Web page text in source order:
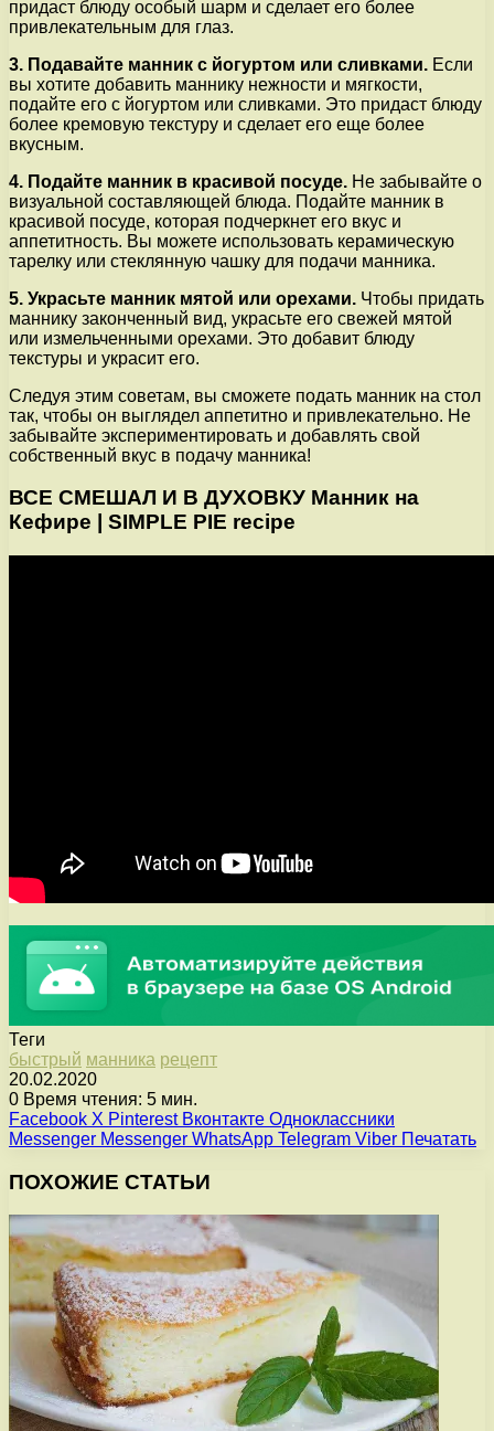
придаст блюду особый шарм и сделает его более
привлекательным для глаз.
3. Подавайте манник с йогуртом или сливками. Если
вы хотите добавить маннику нежности и мягкости,
подайте его с йогуртом или сливками. Это придаст блюду
более кремовую текстуру и сделает его еще более
вкусным.
4. Подайте манник в красивой посуде. Не забывайте о
визуальной составляющей блюда. Подайте манник в
красивой посуде, которая подчеркнет его вкус и
аппетитность. Вы можете использовать керамическую
тарелку или стеклянную чашку для подачи манника.
5. Украсьте манник мятой или орехами. Чтобы придать
маннику законченный вид, украсьте его свежей мятой
или измельченными орехами. Это добавит блюду
текстуры и украсит его.
Следуя этим советам, вы сможете подать манник на стол
так, чтобы он выглядел аппетитно и привлекательно. Не
забывайте экспериментировать и добавлять свой
собственный вкус в подачу манника!
ВСЕ СМЕШАЛ И В ДУХОВКУ Манник на
Кефире | SIMPLE PIE recipe
Теги
быстрый манника рецепт
20.02.2020
0 Время чтения: 5 мин.
Facebook X Pinterest Вконтакте Одноклассники
Messenger Messenger WhatsApp Telegram Viber Печатать
ПОХОЖИЕ СТАТЬИ